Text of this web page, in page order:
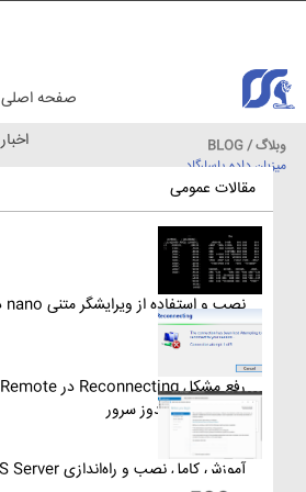
وبلاگ / BLOG
میزبان داده پاسارگاد
صفحه اصلی
اخبار
مقالات عمومی
نصب و استفاده از ویرایشگر متنی nano در لینوکس
رفع مشکل Reconnecting در Remote
Desktop ویندوز سرور